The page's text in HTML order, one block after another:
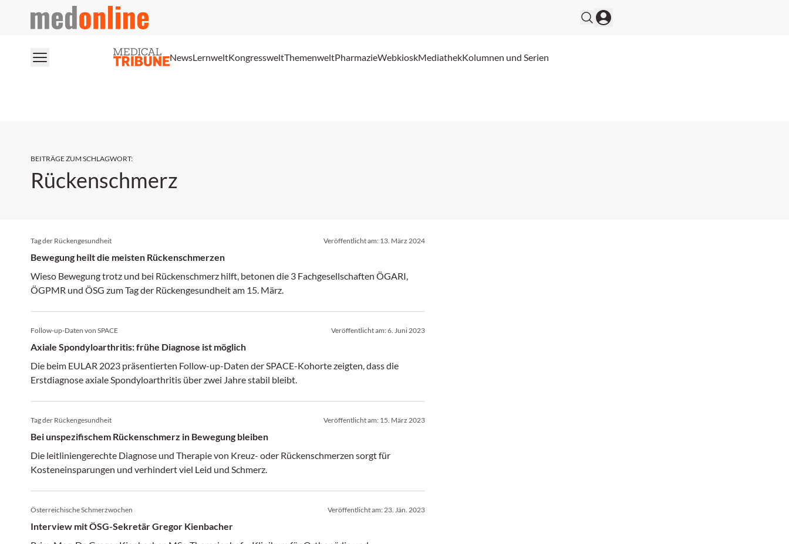
medonline
NewsLernweltKongressweltThemenweltPharmazieWebkioskMediathekKolumnen und Serien
BEITRÄGE ZUM SCHLAGWORT:
Rückenschmerz
Tag der Rückengesundheit Veröffentlicht am: 13. März 2024
Bewegung heilt die meisten Rückenschmerzen
Wieso Bewegung trotz und bei Rückenschmerz hilft, betonen die 3 Fachgesellschaften ÖGARI,
ÖGPMR und ÖSG zum Tag der Rückengesundheit am 15. März.
Follow-up-Daten von SPACE Veröffentlicht am:6. Juni 2023
Axiale Spondyloarthritis: frühe Diagnose ist möglich
Die beim EULAR 2023 präsentierten Follow-up-Daten der SPACE-Kohorte zeigten, dass die
Erstdiagnose axiale Spondyloarthritis über zwei Jahre stabil bleibt.
Tag der Rückengesundheit Veröffentlicht am: 15. März 2023
Bei unspezifischem Rückenschmerz in Bewegung bleiben
Die leitliniengerechte Diagnose und Therapie von Kreuz- oder Rückenschmerzen sorgt für
Kosteneinsparungen und verhindert viel Leid und Schmerz.
Österreichische Schmerzwochen Veröffentlicht am:23. Jän. 2023
Interview mit ÖSG-Sekretär Gregor Kienbacher